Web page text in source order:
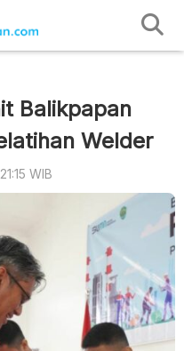
Balikpapan
Welder
WIB